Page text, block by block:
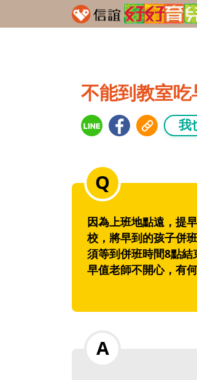
不能到教室
我
因為上班地點遠，提
校，將早到的孩子併
須等到併班時間8點
早值老師不開心，有